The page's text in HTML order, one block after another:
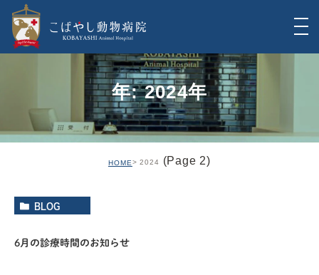
年: 2024年
HOME 2024 (Page 2)
BLOG
6月の診療時間のお知らせ